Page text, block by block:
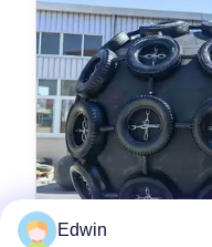
Edwin